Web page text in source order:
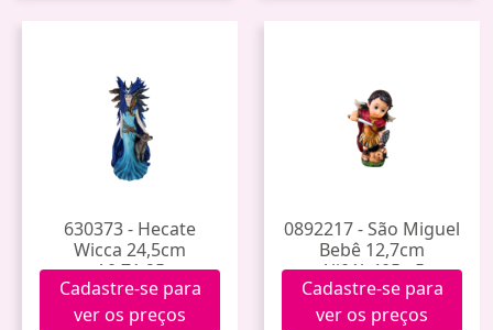
630373 - Hecate
Wicca 24,5cm
A0.71.25
Cadastre-se para
ver os preços
0892217 - São Miguel
Bebê 12,7cm
Alj01b405y-5
Cadastre-se para
ver os preços